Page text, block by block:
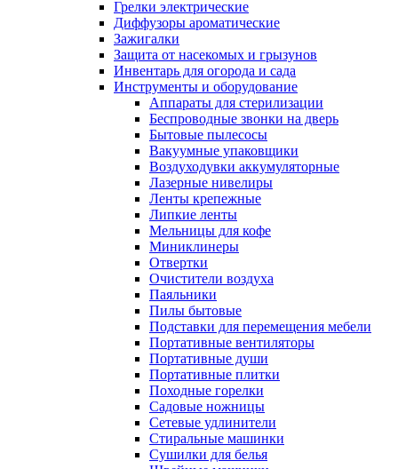
Грелки электрические
Диффузоры ароматические
Зажигалки
Защита от насекомых и грызунов
Инвентарь для огорода и сада
Инструменты и оборудование
Аппараты для стерилизации
Беспроводные звонки на дверь
Бытовые пылесосы
Вакуумные упаковщики
Воздуходувки аккумуляторные
Лазерные нивелиры
Ленты крепежные
Липкие ленты
Мельницы для кофе
Миниклинеры
Отвертки
Очистители воздуха
Паяльники
Пилы бытовые
Подставки для перемещения мебели
Портативные вентиляторы
Портативные души
Портативные плитки
Походные горелки
Садовые ножницы
Сетевые удлинители
Стиральные машинки
Сушилки для белья